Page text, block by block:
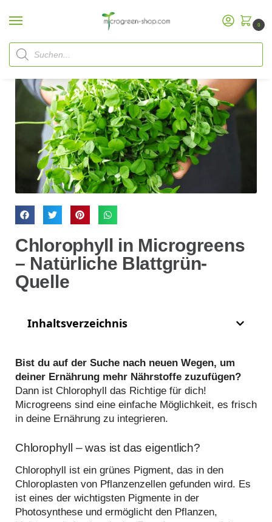
0
Chlorophyll in Microgreens
– Natürliche Blattgrün-
Quelle
Inhaltsverzeichnis
Bist du auf der Suche nach neuen Wegen, um
deiner Ernährung mehr Nährstoffe zuzufügen?
Dann ist Chlorophyll das Richtige für dich!
Microgreens sind eine einfache Möglichkeit, es frisch
in deine Ernährung zu integrieren.
Chlorophyll – was ist das eigentlich?
Chlorophyll ist ein grünes Pigment, das in den
Chloroplasten von Pflanzenzellen gefunden wird. Es
ist eines der wichtigsten Pigmente in der
Photosynthese und ermöglicht den Pflanzen,